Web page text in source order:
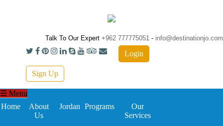
Talk To Our Expert +962 777775051 - info@destinationjo.com
Login
Sign Up
☰ Menu
Home
About
Us
Jordan Programs
Our
Services